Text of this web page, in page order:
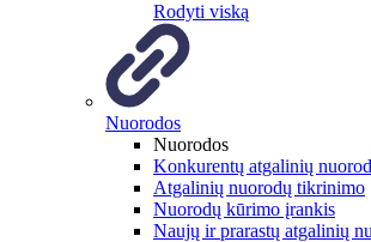
Rodyti viską
Nuorodos
Nuorodos
Konkurentų atgalinių
Atgalinių nuorodų tikrinimo
Nuorodų kūrimo įrankis
Naujų ir prarastų atgalinių